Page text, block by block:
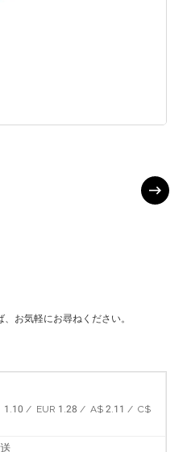
お気軽にお尋ねください。
1.10 / EUR 1.28 / A$ 2.11 / C$